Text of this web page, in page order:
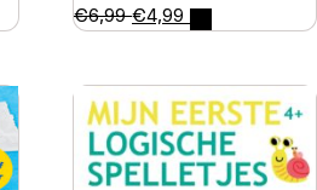
€6,99 €4,99